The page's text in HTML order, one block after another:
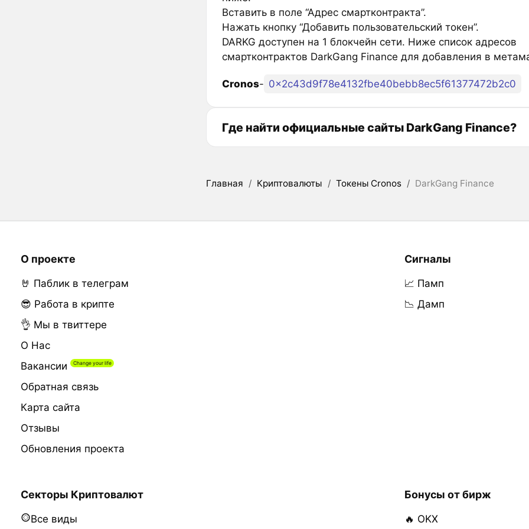
Вставить в поле “Адрес смартконтракта”.
Нажать кнопку “Добавить пользовательский токен”.
DARKG доступен на 1 блокчейн сети. Ниже список адресов
смартконтрактов DarkGang Finance для добавления в
Cronos- 0x2c43d9f78e4132fbe40bebb8ec5f61377472b2c0
Где найти официальные сайты DarkGang Finance?
Главная / Криптовалюты / Токены Cronos / DarkGang Finance
О проекте
🤘 Паблик в телеграм
😎 Работа в крипте
👌 Мы в твиттере
О Нас
Вакансии
Обратная связь
Карта сайта
Отзывы
Обновления проекта
Сигналы
📈 Памп
📉 Дамп
Секторы Криптовалют
Все виды
Бонусы от бирж
🔥 OKX